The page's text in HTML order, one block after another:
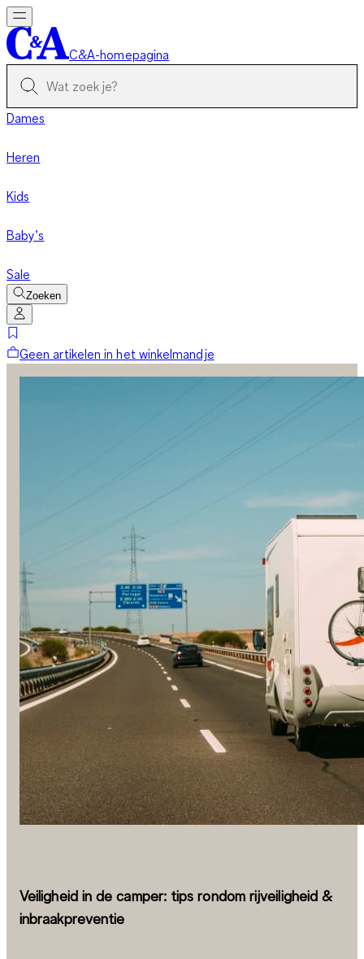
C&A-homepagina
Dames
Heren
Kids
Baby’s
Sale
Zoeken
Geen artikelen in het winkelmandje
Veiligheid in de camper: tips rondom rijveiligheid &
inbraakpreventie